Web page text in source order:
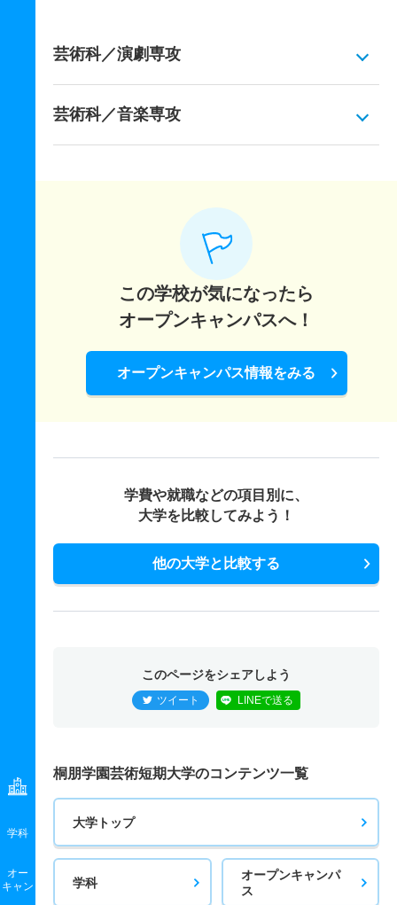
学科
オー
キャン
芸術科／演劇専攻
芸術科／音楽専攻
この学校が気になったら
オープンキャンパスへ！
オープンキャンパス情報をみる
学費や就職などの項目別に、
大学を比較してみよう！
他の大学と比較する
このページをシェアしよう
ツイート LINEで送る
桐朋学園芸術短期大学のコンテンツ一覧
大学トップ
学科
オープンキャンパ
ス